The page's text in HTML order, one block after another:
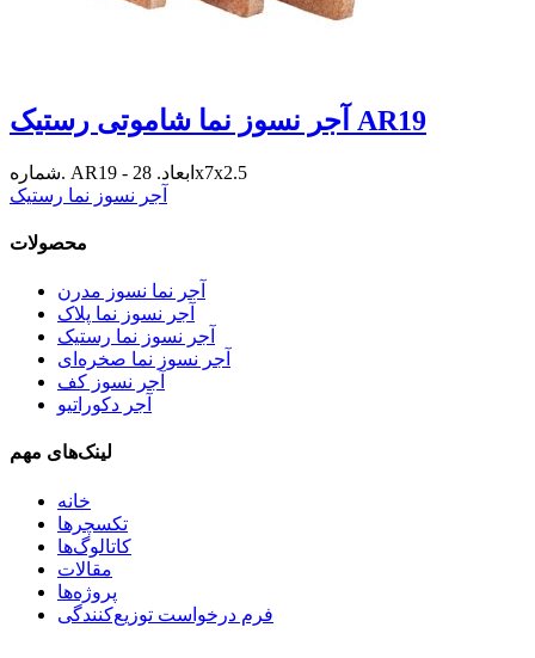
آجر نسوز نما شاموتی رستیک AR19
شماره. AR19 - ابعاد. 28x7x2.5
آجر نسوز نما رستیک
محصولات
آجر نما نسوز مدرن
آجر نسوز نما پلاک
آجر نسوز نما رستیک
آجر نسوز نما صخره‌ای
آجر نسوز کف
آجر دکوراتیو
لینک‌های مهم
خانه
تکسچرها
کاتالوگ‌ها
مقالات
پروژه‌ها
فرم درخواست توزیع‌کنندگی